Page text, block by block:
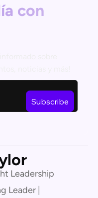
con
Leadership
Leader |